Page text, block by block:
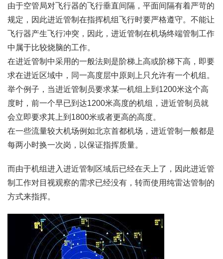
由于空管局对飞行器的飞行垂直间隔，平面间隔有着严苛的
规定，因此进近管制在指挥机组飞行时要严格遵守。不能让
飞行器产生飞行冲突，因此，进近管制在机场终端管制工作
中属于比较烧脑的工作。
在进近管制中采用的一般法则是阶梯上高或阶梯下高，即要
求在进近区域中，同一高度层中原则上只允许有一个机组。
举个例子，当进近管制员要求某一机组上到1200米这个高
度时，前一个早已到达1200米高度的机组，进近管制员就
会立即要求其上到1800米或者更高的高度。
在一些流量较大机场例如北京首都机场，进近管制一般都是
每两小时换一次岗，以保证指挥质量。
而由于机组进入进近管制区域后已经在天上了，因此进近管
制工作对目视观察的需求已经没有，转而使用纯雷达管制的
方式来指挥。